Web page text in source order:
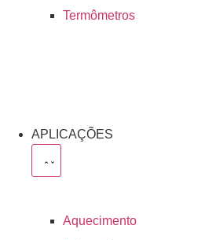
Termômetros
APLICAÇÕES
Aquecimento